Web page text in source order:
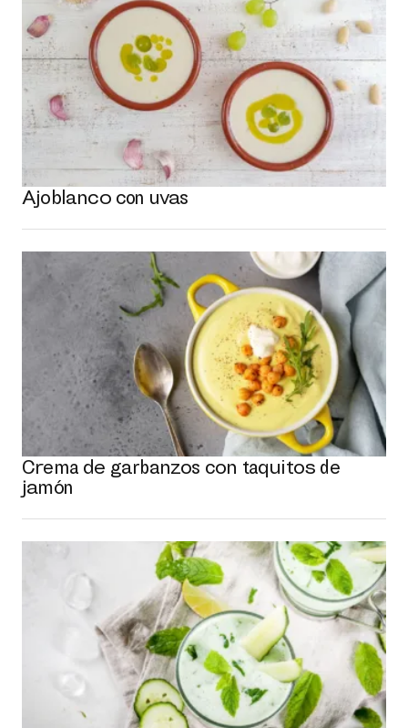
Ajoblanco con uvas
Crema de garbanzos con taquitos de
jamón